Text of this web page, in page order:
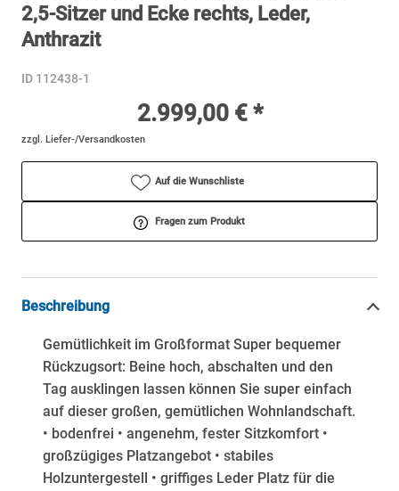
2,5-Sitzer und Ecke rechts, Leder,
Anthrazit
ID 112438-1
2.999,00 € *
zzgl. Liefer-/Versandkosten
Auf die Wunschliste
Fragen zum Produkt
Beschreibung
Gemütlichkeit im Großformat Super bequemer
Rückzugsort: Beine hoch, abschalten und den
Tag ausklingen lassen können Sie super einfach
auf dieser großen, gemütlichen Wohnlandschaft.
• bodenfrei • angenehm, fester Sitzkomfort •
großzügiges Platzangebot • stabiles
Holzuntergestell • griffiges Leder Platz für die